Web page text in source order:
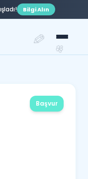
Bilgi Alın
✏️ 🌸
Başvur